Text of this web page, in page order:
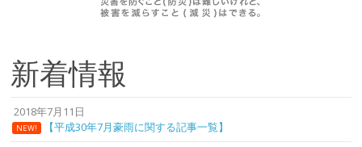
新着情報
2018年7月11日
NEW! 【平成30年7月豪雨に関する記事一覧】